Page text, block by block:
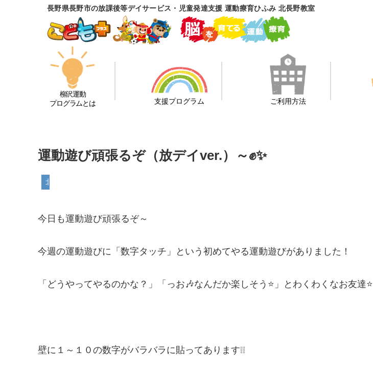
長野県長野市の放課後等デイサービス・児童発達支援 運動療育ひふみ 北長野教室
柳沢運動
プログラムとは
支援プログラム ご利用方法
運動遊び頑張るぞ（放デイver.）～✊✨
北長野教室
今日も運動遊び頑張るぞ～
今週の運動遊びに「数字タッチ」という初めてやる運動遊びがありました！
「どうやってやるのかな？」「っお🎶なんだか楽しそう⭐」とわくわくなお友達⭐
壁に１～１０の数字がバラバラに貼ってあります❕❕